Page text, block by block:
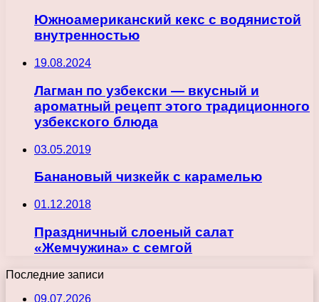
Южноамериканский кекс с водянистой
внутренностью
19.08.2024
Лагман по узбекски — вкусный и
ароматный рецепт этого традиционного
узбекского блюда
03.05.2019
Банановый чизкейк с карамелью
01.12.2018
Праздничный слоеный салат
«Жемчужина» с семгой
Последние записи
09.07.2026